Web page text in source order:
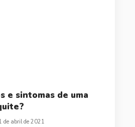
e sintomas de uma
de abril de 2021